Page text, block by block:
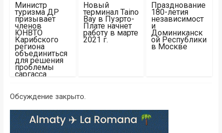
Министр
туризма ДР
призывает
членов
ЮНВТО
Карибского
региона
объединиться
для решения
проблемы
саргасса
Новый
терминал Taino
Bay в Пуэрто-
Плате начнет
работу в марте
2021 г.
Празднование
180-летия
независимост
и
Доминиканск
ой Республики
в Москве
Обсуждение закрыто.